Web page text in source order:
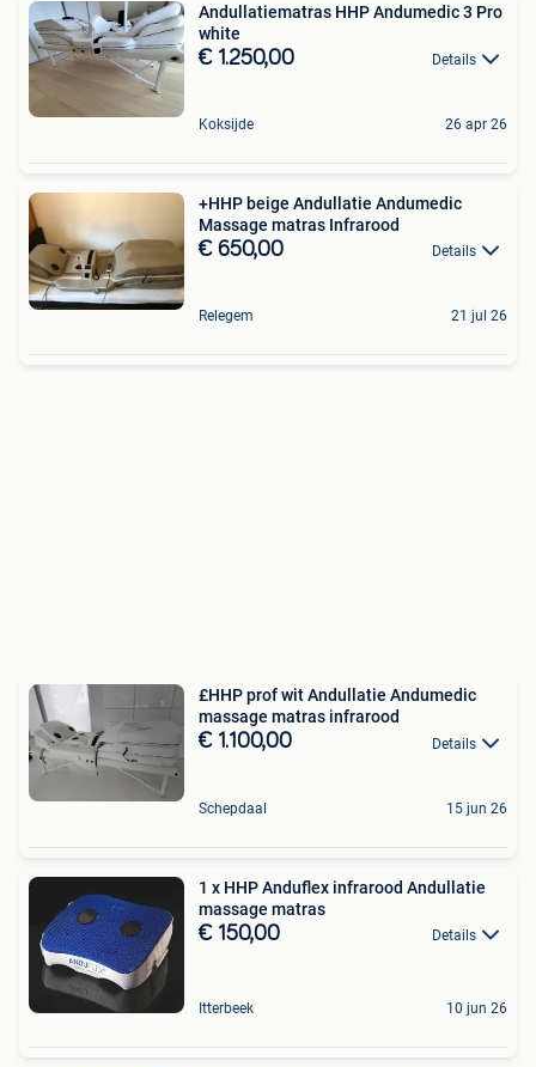
Andullatiematras HHP Andumedic 3 Pro
white
€ 1.250,00 Details
Koksijde 26 apr 26
+HHP beige Andullatie Andumedic
Massage matras Infrarood
€ 650,00 Details
Relegem 21 jul 26
£HHP prof wit Andullatie Andumedic
massage matras infrarood
€ 1.100,00 Details
Schepdaal 15 jun 26
1 x HHP Anduflex infrarood Andullatie
massage matras
€ 150,00 Details
Itterbeek 10 jun 26